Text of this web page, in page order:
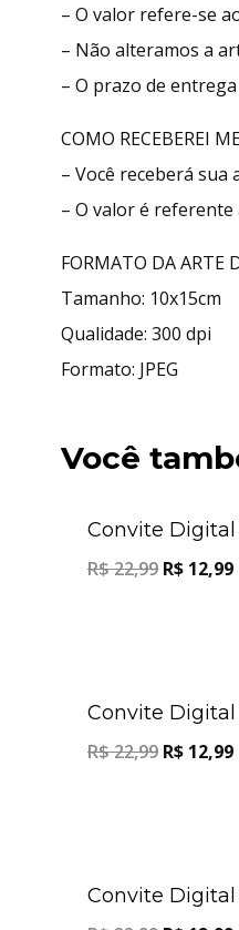
– O valor refere-se
– Não alteramos a
– O prazo de
COMO RECEBEREI
– Você receberá sua
– O valor é referente
FORMATO DA ARTE
Tamanho: 10x15cm
Qualidade: 300 dpi
Formato: JPEG
Você
Convite
R$22,99 R$ 12,99
Convite
R$22,99 R$ 12,99
Convite